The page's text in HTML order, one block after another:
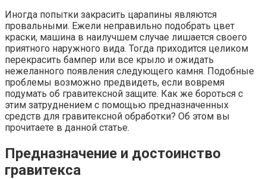
Иногда попытки закрасить царапины являются
провальными. Ежели неправильно подобрать цвет
краски, машина в наилучшем случае лишается своего
приятного наружного вида. Тогда приходится целиком
перекрасить бампер или все крыло и ожидать
нежеланного появления следующего камня. Подобные
проблемы возможно предвидеть, если вовремя
подумать об гравитексной защите. Как же бороться с
этим затруднением с помощью предназначенных
средств для гравитексной обработки? Об этом вы
прочитаете в данной статье.
Предназначение и достоинство
гравитекса